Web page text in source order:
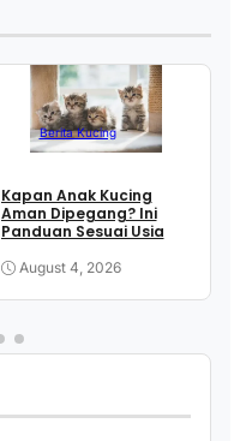
Berita Kucing
Kapan Anak Kucing
Aman Dipegang? Ini
Panduan Sesuai Usia
August 4, 2026